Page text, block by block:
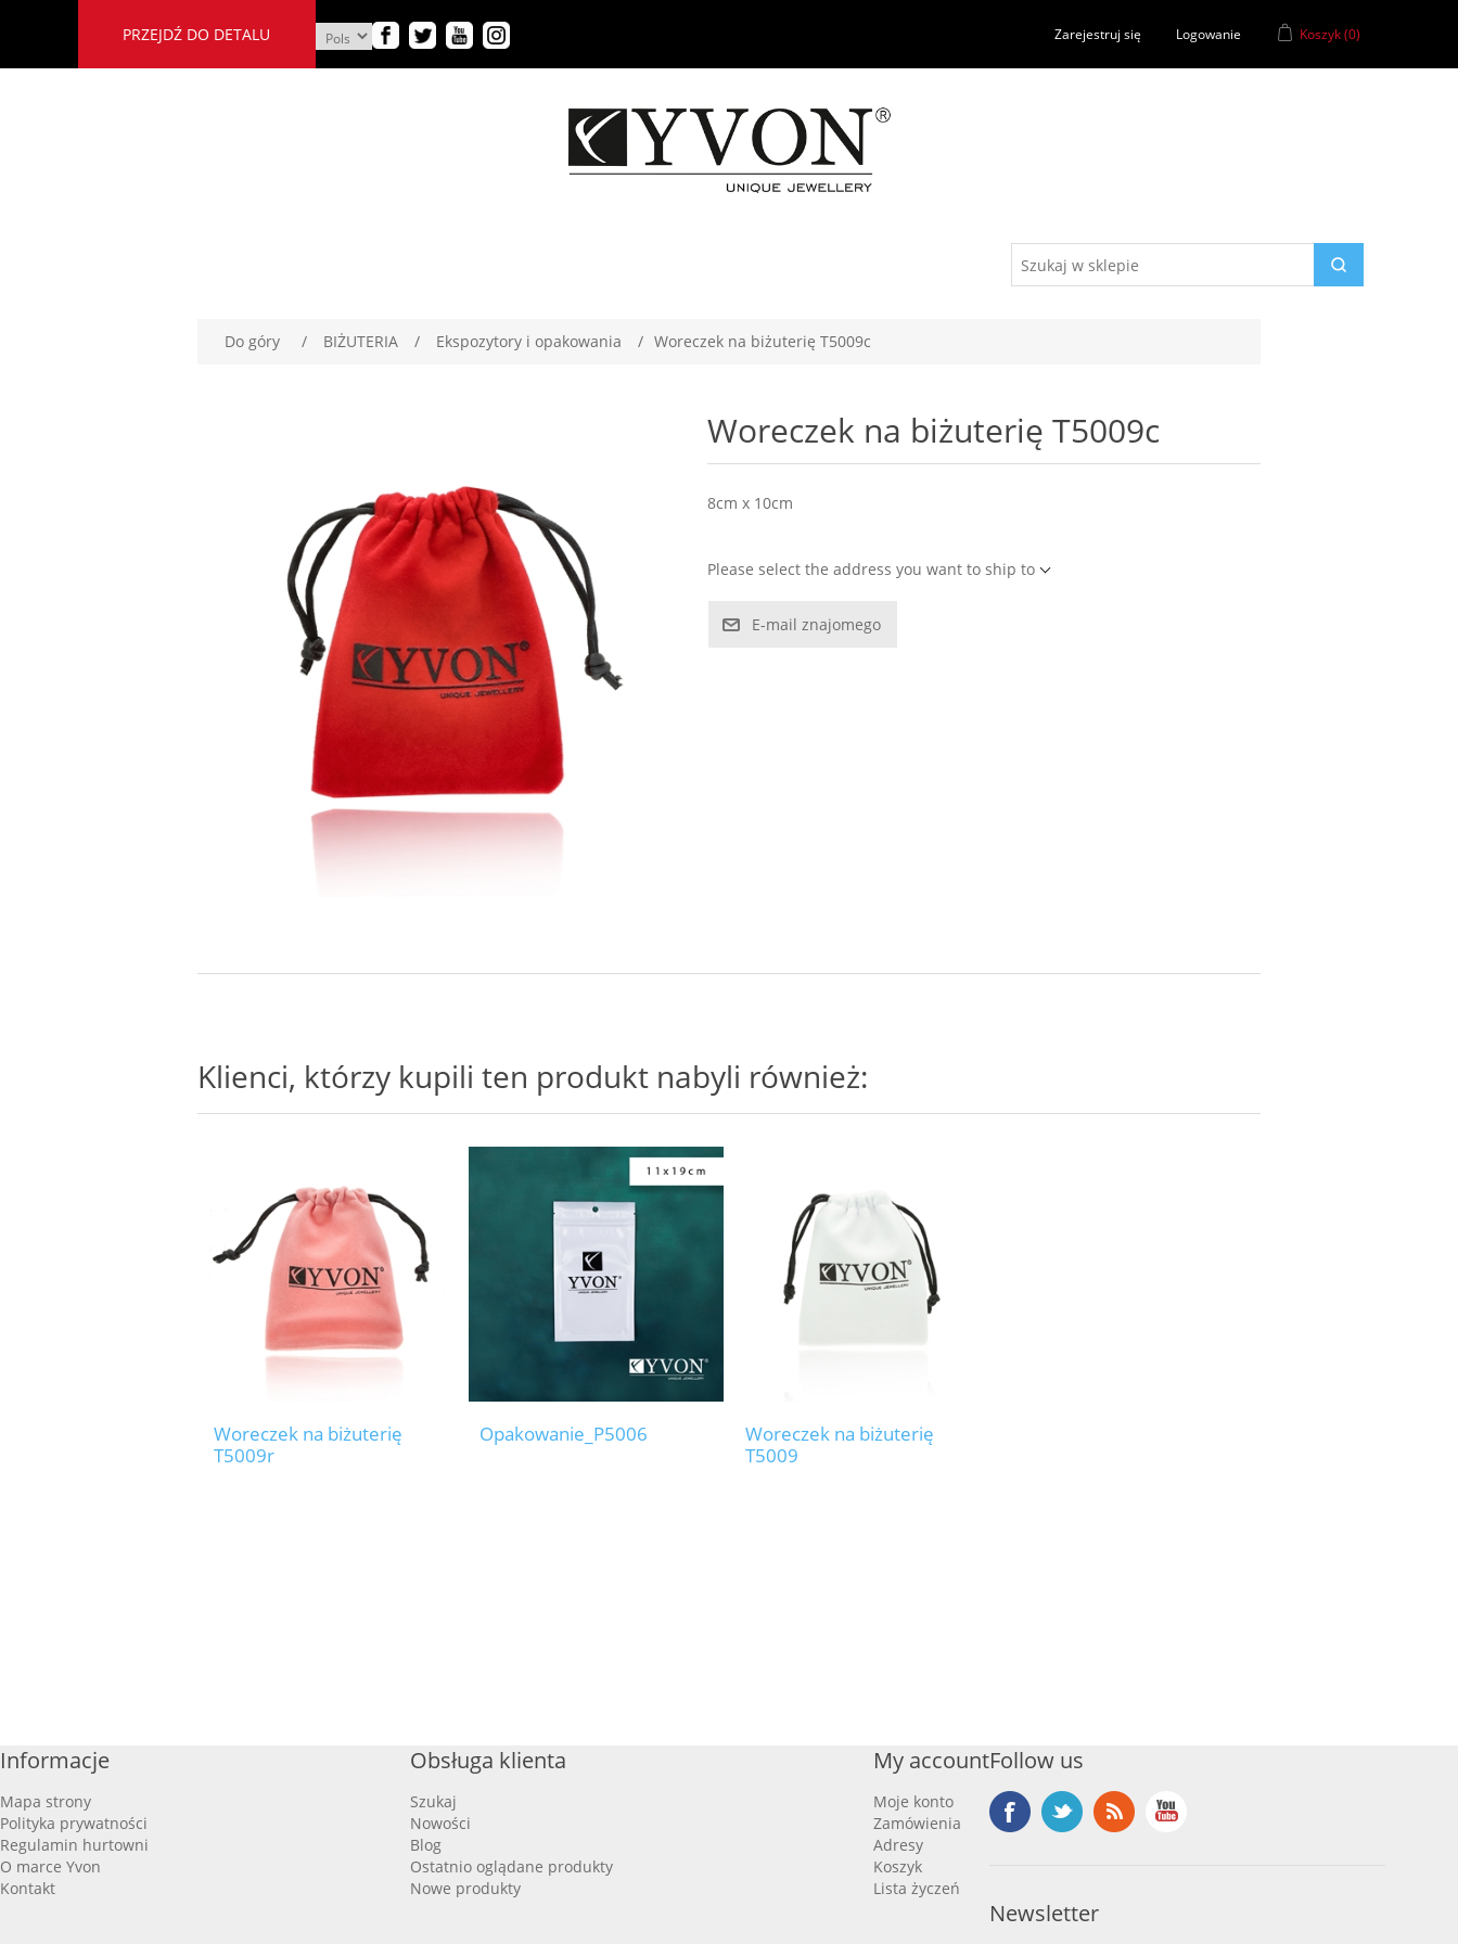
PRZEJDŹ DO DETALU Zarejestruj się Logowanie Koszyk(0)
Do góry / BIŻUTERIA / Ekspozytory i opakowania / Woreczek na biżuterię T5009c
Woreczek na biżuterię T5009c
8cm x 10cm
Please select the address you want to ship to
E-mail znajomego
Klienci, którzy kupili ten produkt nabyli również:
Woreczek na biżuterię
T5009r
Opakowanie_P5006
Woreczek na biżuterię
T5009
Informacje
Mapa strony
Polityka prywatności
Regulamin hurtowni
O marce Yvon
Kontakt
Obsługa klienta
Szukaj
Nowości
Blog
Ostatnio oglądane produkty
Nowe produkty
My account
Moje konto
Zamówienia
Adresy
Koszyk
Lista życzeń
Follow us
Newsletter